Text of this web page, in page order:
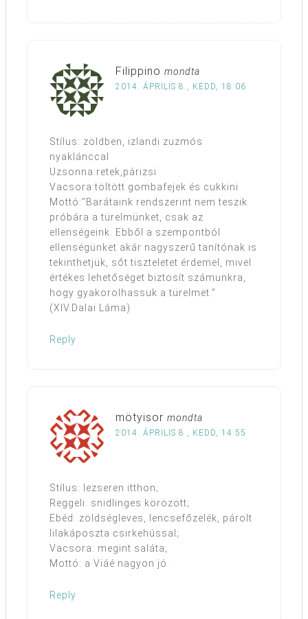
Filippino mondta
2014. ÁPRILIS 8., KEDD, 18:06
Stílus: zöldben, izlandi zuzmós
nyaklánccal
Uzsonna:retek,párizsi
Vacsora:töltött gombafejek és cukkini
Mottó:”Barátaink rendszerint nem teszik
próbára a türelmünket, csak az
ellenségeink. Ebből a szempontból
ellenségünket akár nagyszerű tanítónak is
tekinthetjük, sőt tiszteletet érdemel, mivel
értékes lehetőséget biztosít számunkra,
hogy gyakorolhassuk a türelmet.”
(XIV.Dalai Láma)
Reply
mötyisor mondta
2014. ÁPRILIS 8., KEDD, 14:55
Stílus: lezseren itthon;
Reggeli: snidlinges körözött;
Ebéd: zöldségleves, lencsefőzelék, párolt
lilakáposzta csirkehússal;
Vacsora: megint saláta;
Mottó: a Viáé nagyon jó.
Reply